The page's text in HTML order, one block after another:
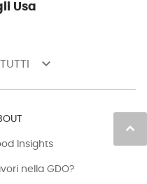
Usa
keyboard_arrow_down
keyboard_arrow_up
Insights
nella GDO?